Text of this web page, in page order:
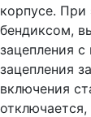
корпусе. При
бендиксом,
зацепления
зацепления
включения